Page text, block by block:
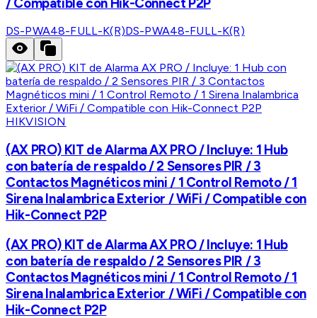
DS-PWA48-FULL-K(R)DS-PWA48-FULL-K(R)
HIKVISION
(AX PRO) KIT de Alarma AX PRO / Incluye: 1 Hub
con batería de respaldo / 2 Sensores PIR / 3
Contactos Magnéticos mini / 1 Control Remoto / 1
Sirena Inalambrica Exterior / WiFi / Compatible con
Hik-Connect P2P
(AX PRO) KIT de Alarma AX PRO / Incluye: 1 Hub
con batería de respaldo / 2 Sensores PIR / 3
Contactos Magnéticos mini / 1 Control Remoto / 1
Sirena Inalambrica Exterior / WiFi / Compatible con
Hik-Connect P2P